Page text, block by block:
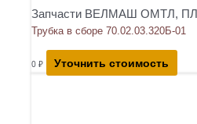
Запчасти ВЕЛМАШ ОМТЛ, ПЛ
Трубка в сборе 70.02.03.320Б-01
0 ₽ Уточнить стоимость